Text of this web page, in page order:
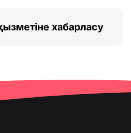
хабарласу